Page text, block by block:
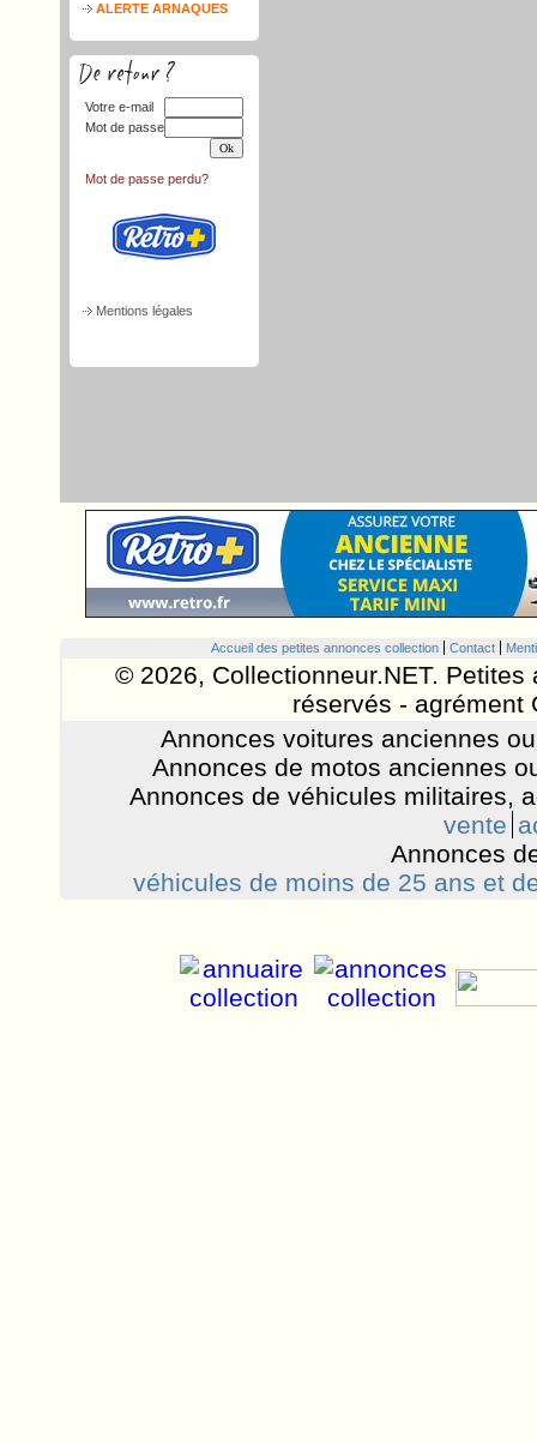
ALERTE ARNAQUES
Votre e-mail
Mot de passe
Mot de passe perdu?
Mentions légales
Accueil des petites annonces collection Contact
© 2026, Collectionneur.NET.
réservés - agrément
Annonces voitures anciennes
Annonces de motos anciennes
Annonces de véhicules militaires,
vente
Annonces
véhicules de moins de 25 ans et